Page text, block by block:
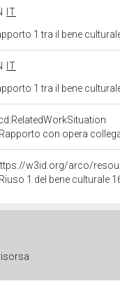
IT
1 tra il bene
IT
1 tra il bene
Rapporto con opera
w3id.org/arco/
Riuso 1 del bene culturale